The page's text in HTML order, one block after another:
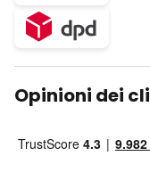
Opinioni dei